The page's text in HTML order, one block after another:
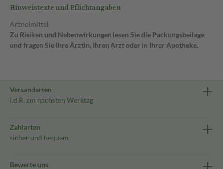
Hinweistexte und Pflichtangaben
Arzneimittel
Zu Risiken und Nebenwirkungen lesen Sie die Packungsbeilage
und fragen Sie Ihre Ärztin, Ihren Arzt oder in Ihrer Apotheke.
Versandarten
i.d.R. am nächsten Werktag
Zahlarten
sicher und bequem
Bewerte uns